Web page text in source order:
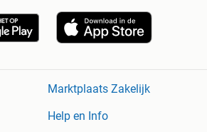
Marktplaats Zakelijk
Help en Info